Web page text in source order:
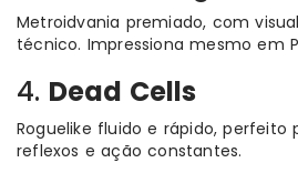
Metroidvania premiado, com
técnico. Impressiona mesmo em
4. Dead Cells
Roguelike fluido e rápido, perfeito
reflexos e ação constantes.